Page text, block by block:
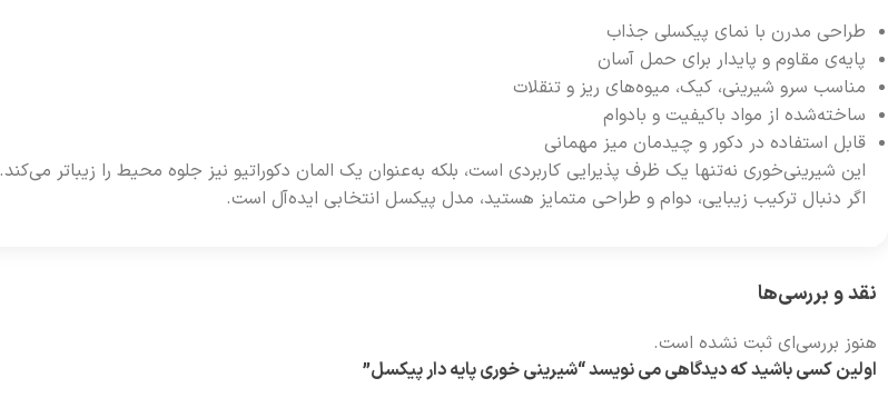
طراحی مدرن با نمای پیکسلی جذاب
پایه‌ی مقاوم و پایدار برای حمل آسان
مناسب سرو شیرینی، کیک، میوه‌های ریز و تنقلات
ساخته‌شده از مواد باکیفیت و بادوام
قابل استفاده در دکور و چیدمان میز مهمانی
این شیرینی‌خوری نه‌تنها یک ظرف پذیرایی کاربردی است، بلکه به‌عنوان یک المان دکوراتیو نیز جلوه محیط را زیباتر می‌کند.
اگر دنبال ترکیب زیبایی، دوام و طراحی متمایز هستید، مدل پیکسل انتخابی ایده‌آل است.
نقد و بررسی‌ها
هنوز بررسی‌ای ثبت نشده است.
اولین کسی باشید که دیدگاهی می نویسد “شیرینی خوری پایه دار پیکسل”